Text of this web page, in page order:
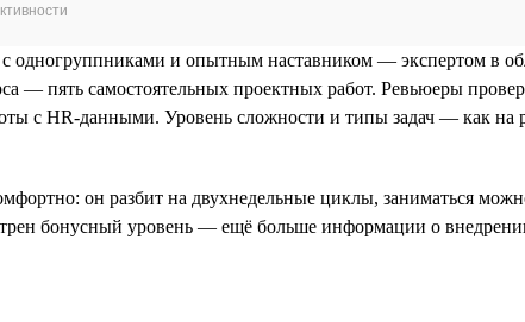
одногруппниками и опытным наставником — экспертом в
пять самостоятельных проектных работ. Ревьюеры
с HR-данными. Уровень сложности и типы задач — как на
он разбит на двухнедельные циклы, заниматься
бонусный уровень — ещё больше информации о